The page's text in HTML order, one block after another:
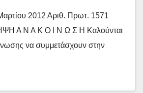
2012 Αριθ. Πρωτ. 1571
Α Ν Α Κ Ο Ι Ν Ω Σ Η Καλούνται
να συμμετάσχουν στην